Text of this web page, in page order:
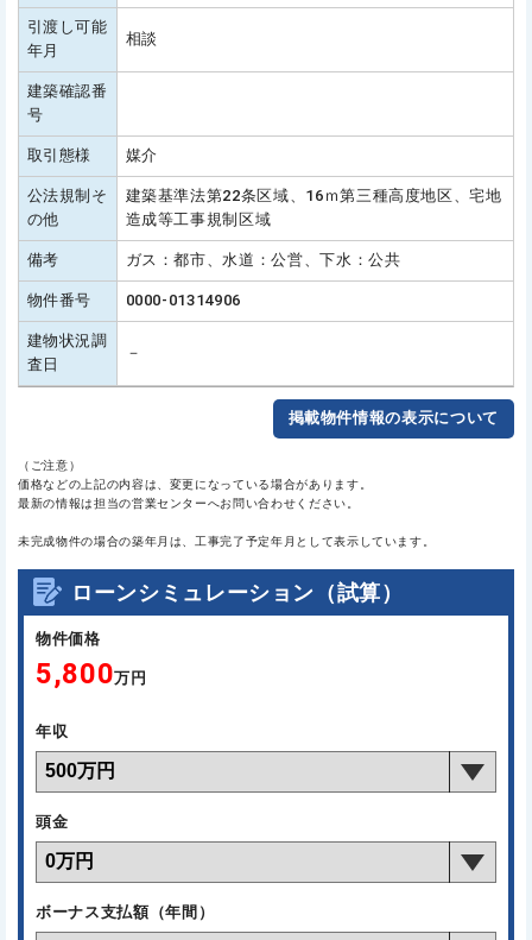
引渡し可能
年月
相談
建築確認番
号
取引態様 媒介
公法規制そ
の他
建築基準法第22条区域、16ｍ第三種高度地区、宅地
造成等工事規制区域
備考 ガス：都市、水道：公営、下水：公共
物件番号 0000-01314906
建物状況調
査日
－
掲載物件情報の表示について
（ご注意）
価格などの上記の内容は、変更になっている場合があります。
最新の情報は担当の営業センターへお問い合わせください。
未完成物件の場合の築年月は、工事完了予定年月として表示しています。
ローンシミュレーション（試算）
物件価格
5,800万円
年収
頭金
ボーナス支払額（年間）